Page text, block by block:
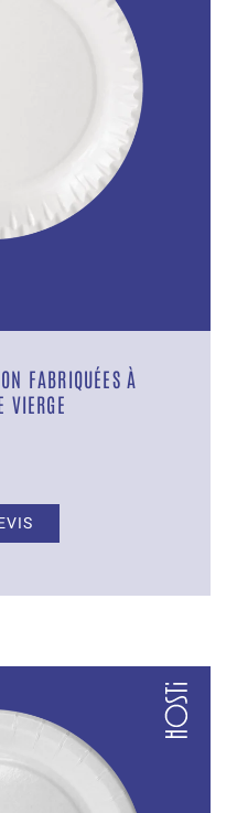
FABRIQUÉES À
VIERGE